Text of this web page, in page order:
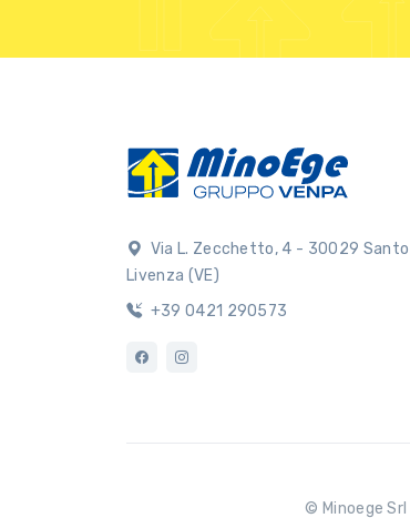
Via L. Zecchetto, 4 - 30029
Livenza (VE)
+39 0421 290573
© Minoege